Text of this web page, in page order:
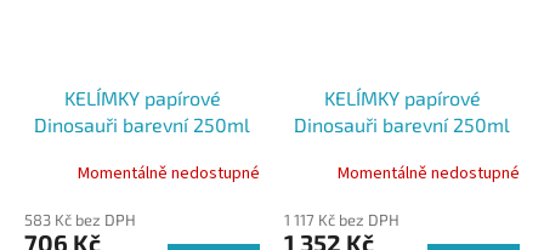
KELÍMKY papírové
Dinosauři barevní 250ml
Momentálně nedostupné
583 Kč bez DPH
706 Kč
KELÍMKY papírové
Dinosauři barevní 250ml
Momentálně nedostupné
1 117 Kč bez DPH
1 352 Kč